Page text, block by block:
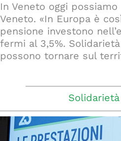
In Veneto oggi
Veneto. «In Europa è
pensione investono
fermi al 3,5%.
possono tornare sul